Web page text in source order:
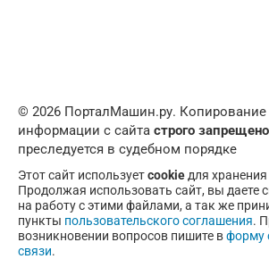
© 2026 ПорталМашин.ру. Копирование
информации с сайта строго запрещено
преследуется в судебном порядке
Этот сайт используетcookie для
Продолжая использовать сайт, вы даете
на работу с этими файлами, а так же
пункты пользовательского соглашения.
возникновении вопросов пишите вформу
связи.